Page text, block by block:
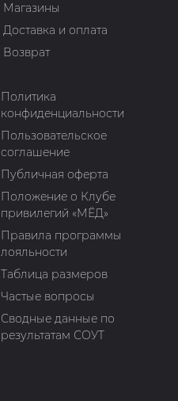
Магазины
Доставка и оплата
Возврат
Политика
конфиденциальности
Пользовательское
соглашение
Публичная оферта
Положение о Клубе
привилегий «МЁД»
Правила программы
лояльности
Таблица размеров
Частые вопросы
Сводные данные по
результатам СОУТ